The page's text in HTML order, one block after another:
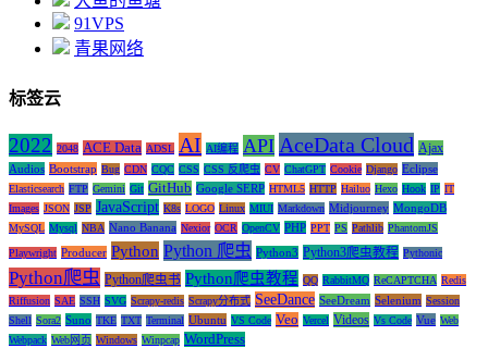
91VPS
青果网络
标签云
2022 2048 ACE Data ADSL AI AI编程 API AceData Cloud Ajax
Audios Bootstrap Bug CDN CQC CSS CSS 反爬虫 CV ChatGPT Cookie Django Eclipse
Elasticsearch FTP Gemini Git GitHub Google SERP HTML5 HTTP Hailuo Hexo Hook IP IT
Images JSON JSP JavaScript K8s LOGO Linux MIUI Markdown Midjourney MongoDB
MySQL Mysql NBA Nano Banana Nexior OCR OpenCV PHP PPT PS Pathlib PhantomJS
Playwright Producer Python Python 爬虫 Python3 Python3爬虫教程 Pythonic
Python爬虫 Python爬虫书 Python爬虫教程 QQ RabbitMQ ReCAPTCHA Redis
Riffusion SAE SSH SVG Scrapy-redis Scrapy分布式 SeeDance SeeDream Selenium Session
Shell Sora2 Suno TKE TXT Terminal Ubuntu VS Code Veo Vercel Videos Vs Code Vue Web
Webpack Web网页 Windows Winpcap WordPress